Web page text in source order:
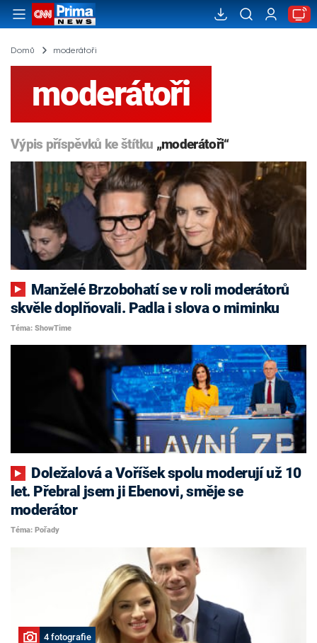
Domů moderátoři
moderátoři
Výpis příspěvků ke štítku „moderátoři“
skvěle doplňovali. Padla i slova o miminku
Téma: ShowTime
let. Přebral jsem ji Ebenovi, směje se
moderátor
Téma: Pořady
4 fotografie